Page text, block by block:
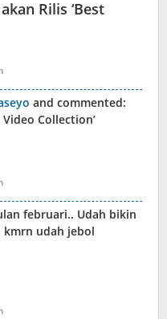
Rilis ‘Best
and commented:
Video Collection’
februari.. Udah bikin
kmrn udah jebol